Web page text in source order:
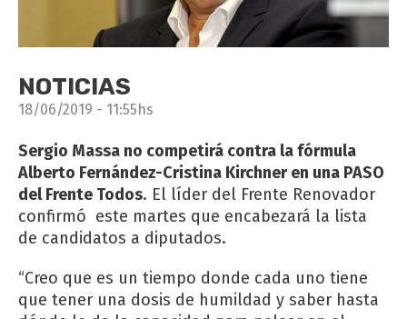
NOTICIAS
18/06/2019 - 11:55hs
Sergio Massa no competirá contra la fórmula
Alberto Fernández-Cristina Kirchner en una PASO
del Frente Todos. El líder del Frente Renovador
confirmó este martes que encabezará la lista
de candidatos a diputados.
“Creo que es un tiempo donde cada uno tiene
que tener una dosis de humildad y saber hasta